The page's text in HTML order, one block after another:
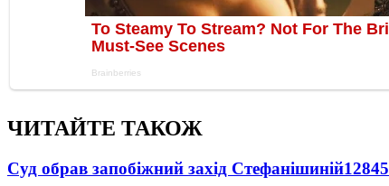
ЧИТАЙТЕ ТАКОЖ
Суд обрав запобіжний захід Стефанішиній12845